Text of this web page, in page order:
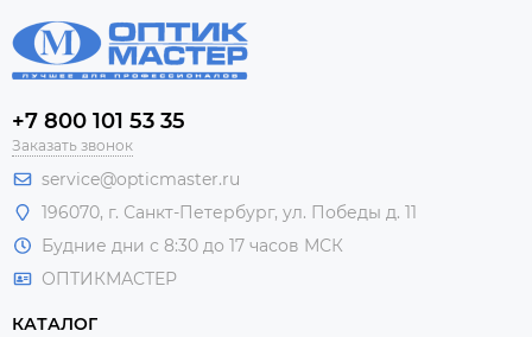
+7 800 101 53 35
Заказать звонок
service@opticmaster.ru
196070, г. Санкт-Петербург, ул. Победы д. 11
Будние дни с 8:30 до 17 часов МСК
ОПТИКМАСТЕР
КАТАЛОГ